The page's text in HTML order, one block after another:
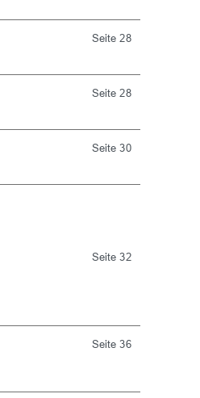
Seite 28
Seite 28
Seite 30
Seite 32
Seite 36